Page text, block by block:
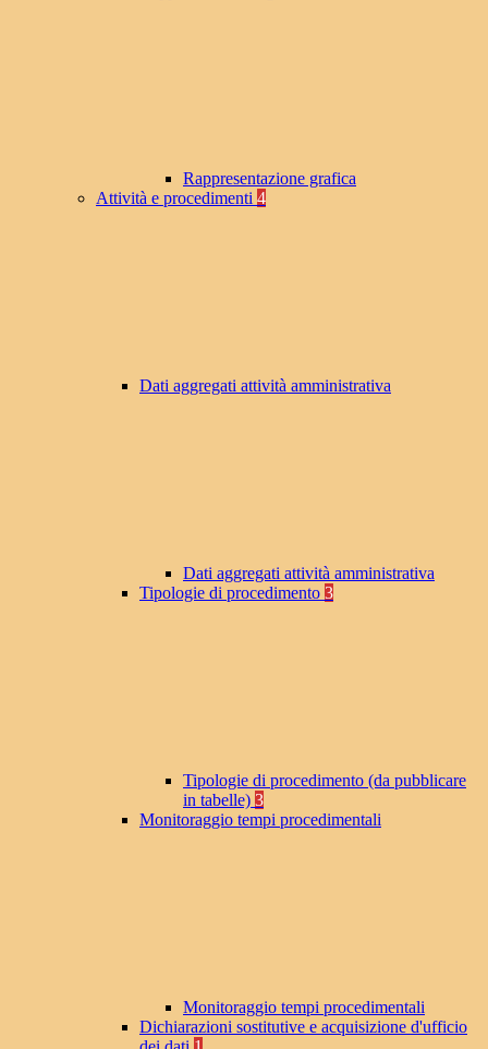
Rappresentazione grafica
Attività e procedimenti 4
Dati aggregati attività amministrativa
Dati aggregati attività amministrativa
Tipologie di procedimento 3
Tipologie di procedimento (da pubblicare
in tabelle) 3
Monitoraggio tempi procedimentali
Monitoraggio tempi procedimentali
Dichiarazioni sostitutive e acquisizione d'ufficio